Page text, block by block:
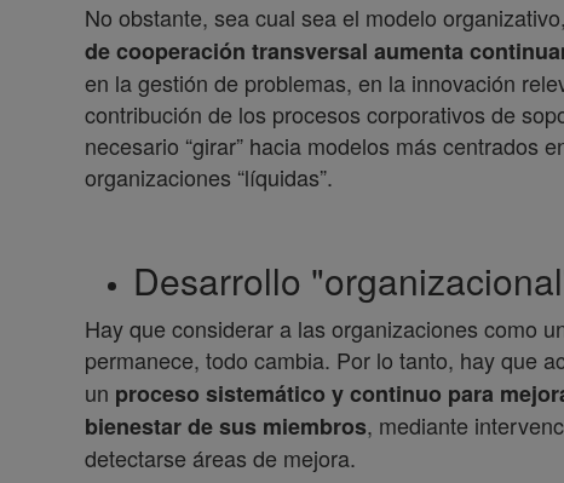
No obstante, sea cual sea el modelo
de cooperación transversal aumenta
en la gestión de problemas, en la innovación
contribución de los procesos corporativos de
necesario “girar” hacia modelos más centrados
organizaciones “líquidas”.
Desarrollo
Hay que considerar a las organizaciones como
permanece, todo cambia. Por lo tanto, hay que
un proceso sistemático y continuo para
bienestar de sus miembros, mediante
detectarse áreas de mejora.